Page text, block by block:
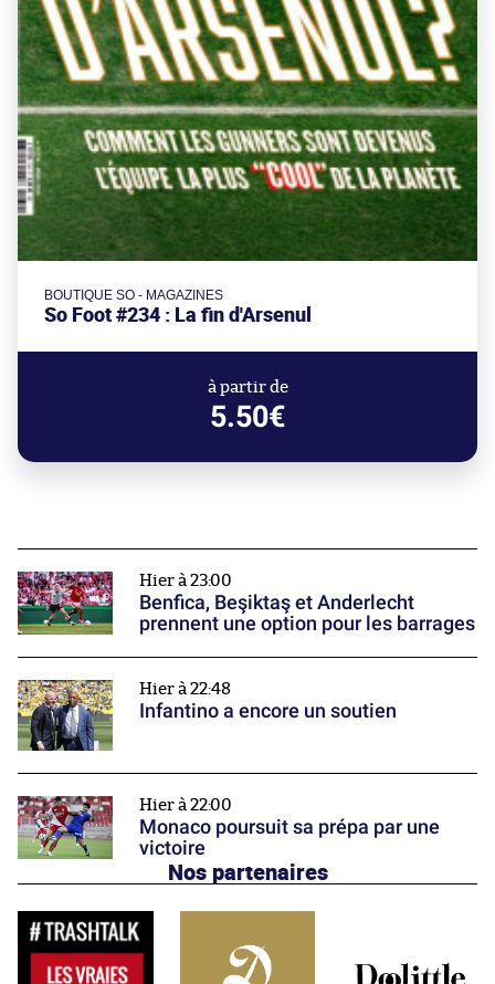
BOUTIQUE SO - MAGAZINES
So Foot #234 : La fin d'Arsenul
à partir de
5.50€
Hier à 23:00
Benfica, Beşiktaş et Anderlecht
prennent une option pour les barrages
Hier à 22:48
Infantino a encore un soutien
Hier à 22:00
Monaco poursuit sa prépa par une
victoire
Nos partenaires